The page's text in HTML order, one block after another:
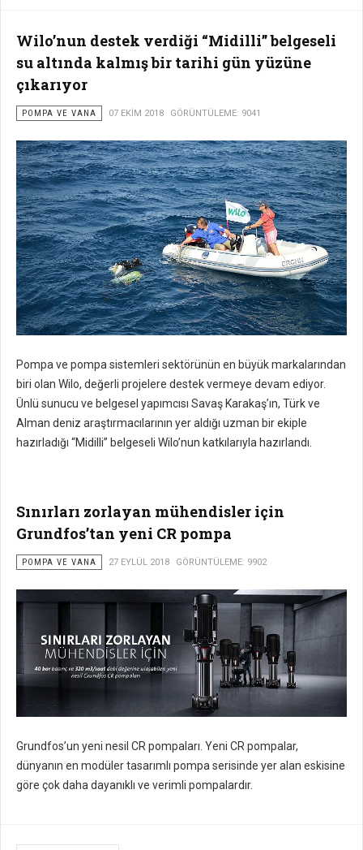
Wilo’nun destek verdiği “Midilli” belgeseli
su altında kalmış bir tarihi gün yüzüne
çıkarıyor
POMPA VE VANA 07 EKIM 2018 GÖRÜNTÜLEME: 9041
Pompa ve pompa sistemleri sektörünün en büyük markalarından
biri olan Wilo, değerli projelere destek vermeye devam ediyor.
Ünlü sunucu ve belgesel yapımcısı Savaş Karakaş’ın, Türk ve
Alman deniz araştırmacılarının yer aldığı uzman bir ekiple
hazırladığı “Midilli” belgeseli Wilo’nun katkılarıyla hazırlandı.
Sınırları zorlayan mühendisler için
Grundfos’tan yeni CR pompa
POMPA VE VANA 27 EYLÜL 2018 GÖRÜNTÜLEME: 9902
Grundfos’un yeni nesil CR pompaları. Yeni CR pompalar,
dünyanın en modüler tasarımlı pompa serisinde yer alan eskisine
göre çok daha dayanıklı ve verimli pompalardır.